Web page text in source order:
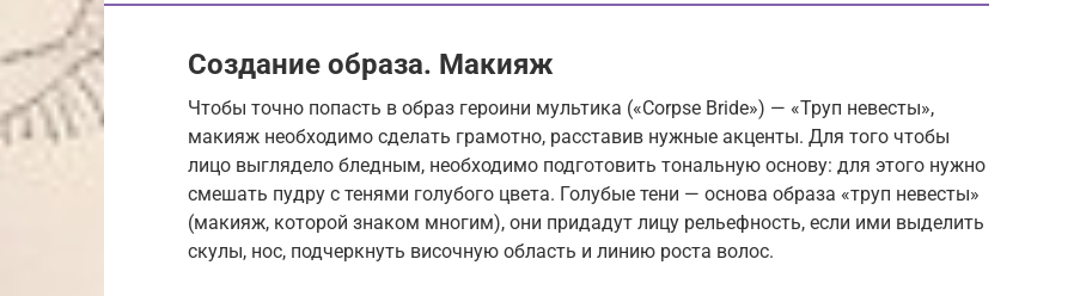
Создание образа. Макияж
Чтобы точно попасть в образ героини мультика («Corpse Bride») — «Труп невесты»,
макияж необходимо сделать грамотно, расставив нужные акценты. Для того чтобы
лицо выглядело бледным, необходимо подготовить тональную основу: для этого нужно
смешать пудру с тенями голубого цвета. Голубые тени — основа образа «труп невесты»
(макияж, которой знаком многим), они придадут лицу рельефность, если ими выделить
скулы, нос, подчеркнуть височную область и линию роста волос.